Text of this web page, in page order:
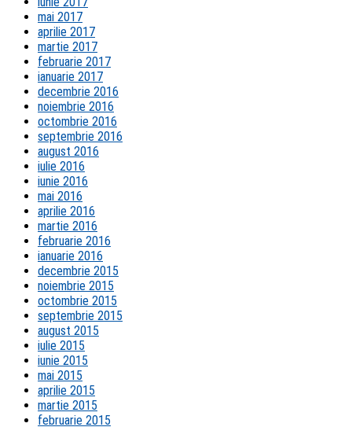
mai 2017
aprilie 2017
martie 2017
februarie 2017
ianuarie 2017
decembrie 2016
noiembrie 2016
octombrie 2016
septembrie 2016
august 2016
iulie 2016
iunie 2016
mai 2016
aprilie 2016
martie 2016
februarie 2016
ianuarie 2016
decembrie 2015
noiembrie 2015
octombrie 2015
septembrie 2015
august 2015
iulie 2015
iunie 2015
mai 2015
aprilie 2015
martie 2015
februarie 2015